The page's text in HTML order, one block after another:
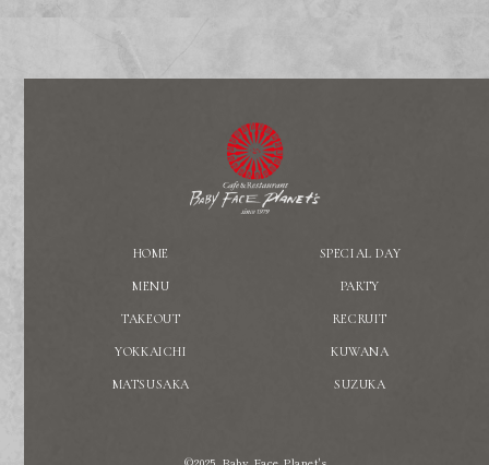
HOME SPECIAL DAY
MENU PARTY
TAKEOUT RECRUIT
YOKKAICHI KUWANA
MATSUSAKA SUZUKA